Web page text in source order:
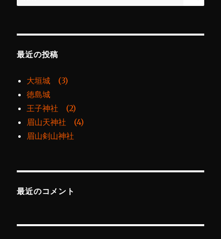
索:
最近の投稿
大垣城 (3)
徳島城
王子神社 (2)
眉山天神社 (4)
眉山剣山神社
最近のコメント